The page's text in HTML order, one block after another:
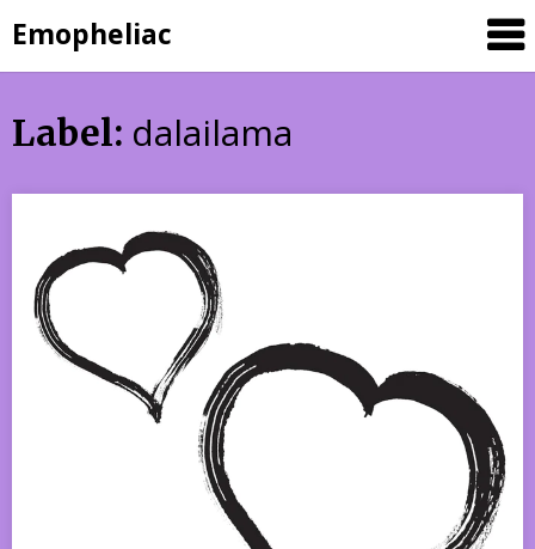
to
content
Emopheliac
Label: dalailama